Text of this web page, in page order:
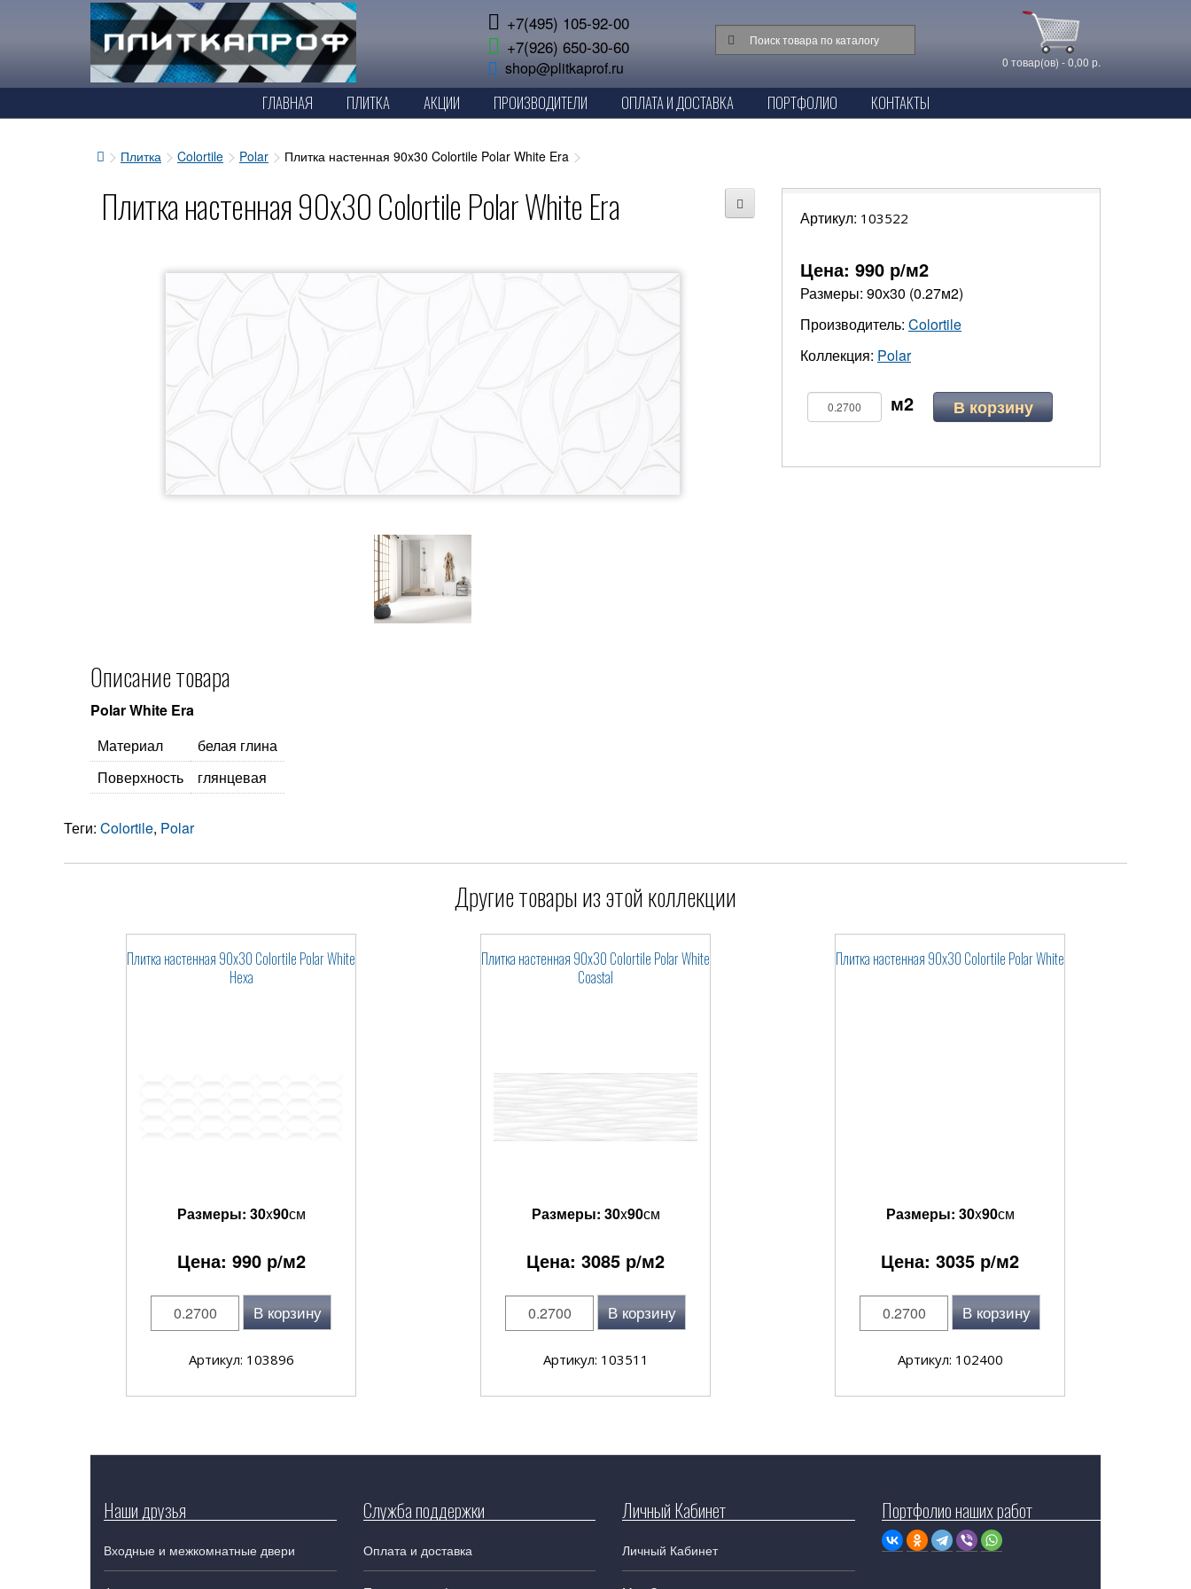
+7(495) 105-92-00
+7(926) 650-30-60
shop@plitkaprof.ru 0 товар(ов) - 0,00 р.
ГЛАВНАЯ ПЛИТКА АКЦИИ ПРОИЗВОДИТЕЛИ ОПЛАТА И ДОСТАВКА ПОРТФОЛИО КОНТАКТЫ
Плитка Colortile Polar Плитка настенная 90x30 Colortile Polar White Era
Плитка настенная 90x30 Colortile Polar White Era
Описание товара
Polar White Era
Материал
белая глина
Поверхность
глянцевая
Артикул: 103522
Цена: 990 р/м2
Размеры: 90х30 (0.27м2)
Производитель: Colortile
Коллекция: Polar
В корзину
Теги: Colortile, Polar
Другие товары из этой коллекции
Плитка настенная 90x30 Colortile Polar White
Hexa
Размеры: 30x90см
Цена: 990р/м2
В корзину
Артикул: 103896
Плитка настенная 90x30 Colortile Polar White
Coastal
Размеры: 30x90см
Цена: 3085 р/м2
В корзину
Артикул: 103511
Плитка настенная 90x30 Colortile Polar White
Размеры: 30x90см
Цена: 3035 р/м2
В корзину
Артикул: 102400
Наши друзья
Входные и межкомнатные двери
Служба поддержки
Оплата и доставка
Личный Кабинет
Личный Кабинет
Портфолио наших работ